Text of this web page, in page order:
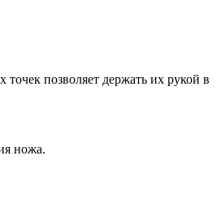
позволяет держать их рукой в
ножа.